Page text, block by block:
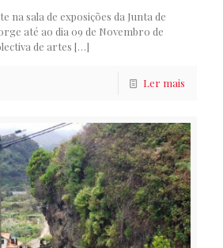
na sala de exposições da Junta de
até ao dia 09 de Novembro de
de artes […]
Ler mais